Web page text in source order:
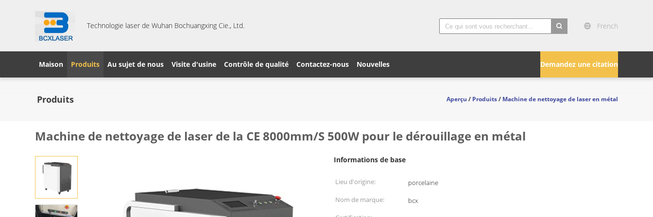
Technologie laser de Wuhan Bochuangxing Cie., Ltd.
French
Demandez une citation
Maison Produits Au sujet de nous Visite d'usine Contrôle de qualité Contactez-nous Nouvelles
Produits Aperçu/Produits/Machine de nettoyage de laser en métal
Machine de nettoyage de laser de la CE 8000mm/S 500W pour le dérouillage en métal
Informations de base
Lieu d'origine:
porcelaine
Nom de marque:
bcx